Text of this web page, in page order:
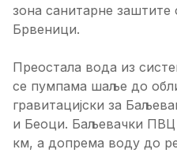
зона санитарне
Брвеници.
Преостала вода из
се пумпама шаље до
гравитацијски за
и Беоци. Баљевачки ПВЦ
км, а допрема воду до